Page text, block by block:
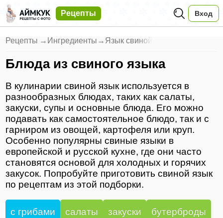
Рецепты Вход
Рецепты → Ингредиенты → Язык свиной
Блюда из свиного языка
В кулинарии свиной язык используется в
разнообразных блюдах, таких как салаты,
закуски, супы и основные блюда. Его можно
подавать как самостоятельное блюдо, так и с
гарниром из овощей, картофеля или круп.
Особенно популярны свиные языки в
европейской и русской кухне, где они часто
становятся основой для холодных и горячих
закусок. Попробуйте приготовить свиной язык
по рецептам из этой подборки.
с грибами салаты закуски бутерброды